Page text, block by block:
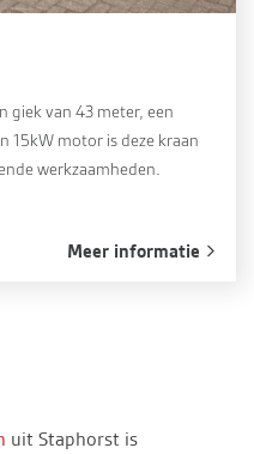
giek van 43 meter, een
15kW motor is deze kraan
werkzaamheden.
Meer informatie
uit Staphorst is